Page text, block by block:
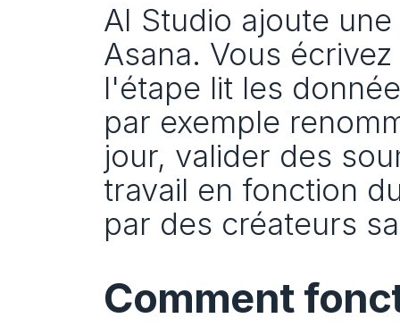
AI Studio ajoute
Asana. Vous
l'étape lit les
par exemple
jour, valider des
travail en fonction
par des créateurs
Comment